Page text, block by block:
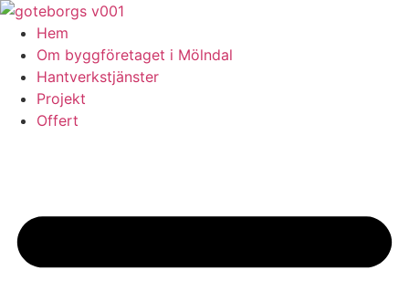
Skip
content
Hem
Om byggföretaget i Mölndal
Hantverkstjänster
Projekt
Offert